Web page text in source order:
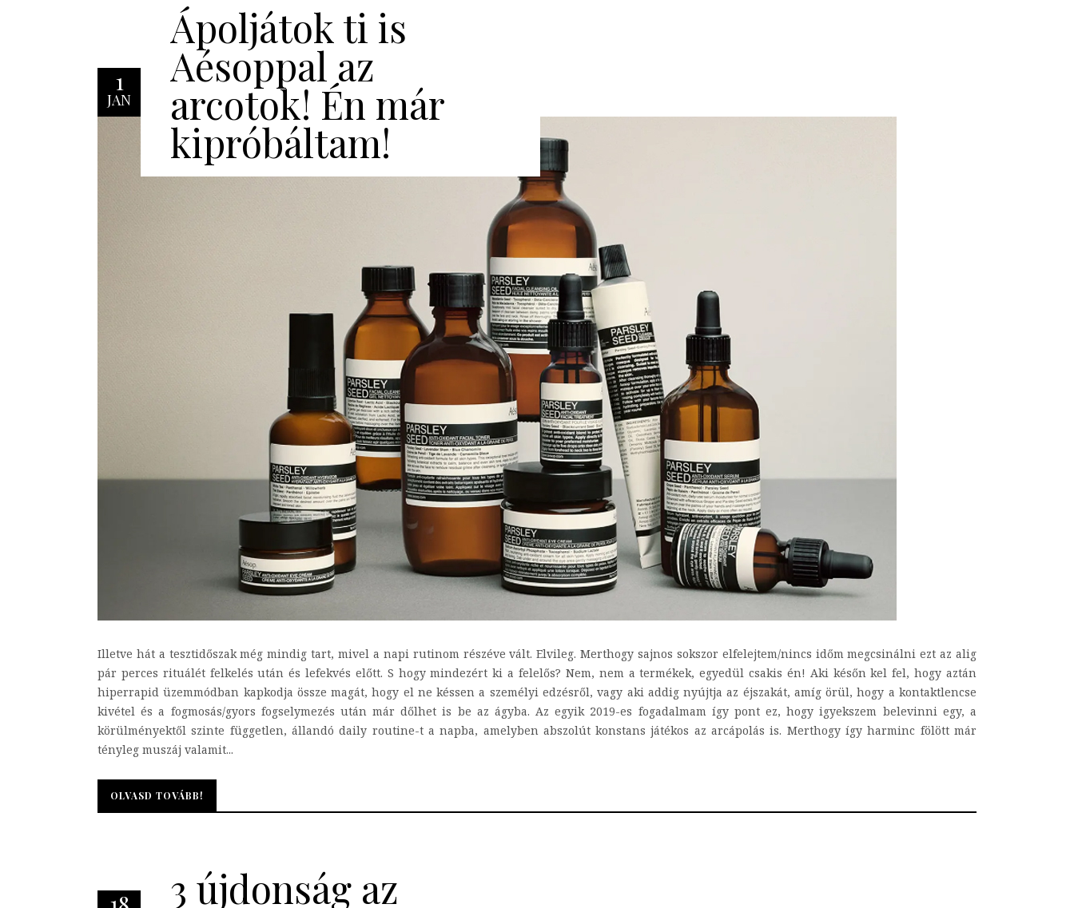
1
JAN
Ápoljátok ti is
Aésoppal az
arcotok! Én már
kipróbáltam!
Illetve hát a tesztidőszak még mindig tart, mivel a napi rutinom részéve vált. Elvileg. Merthogy sajnos sokszor elfelejtem/nincs időm megcsinálni ezt az alig
pár perces rituálét felkelés után és lefekvés előtt. S hogy mindezért ki a felelős? Nem, nem a termékek, egyedül csakis én! Aki későn kel fel, hogy aztán
hiperrapid üzemmódban kapkodja össze magát, hogy el ne késsen a személyi edzésről, vagy aki addig nyújtja az éjszakát, amíg örül, hogy a kontaktlencse
kivétel és a fogmosás/gyors fogselymezés után már dőlhet is be az ágyba. Az egyik 2019-es fogadalmam így pont ez, hogy igyekszem belevinni egy, a
körülményektől szinte független, állandó daily routine-t a napba, amelyben abszolút konstans játékos az arcápolás is. Merthogy így harminc fölött már
tényleg muszáj valamit...
OLVASD TOVÁBB!
OLVASD TOVÁBB!
3 újdonság az